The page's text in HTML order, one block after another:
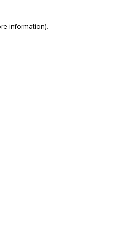
information).